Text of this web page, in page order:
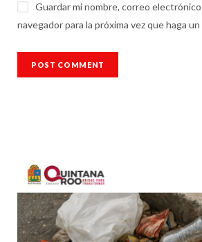
Guardar mi nombre, correo
navegador para la próxima vez que haga